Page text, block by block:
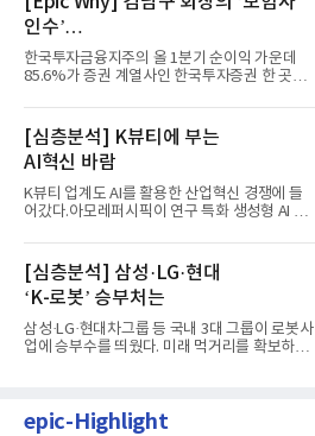
인수’
발걸음이 신중해진 배경은?
한국투자금융지주의 올 1분기 순이익 가운데
85.6%가 증권 계열사인 한국투자증권 한 곳에
[심층분석] K뷰티에 부는
AI혁신 바람
K뷰티 업계도 AI를 활용한 산업혁신 경쟁에 들
어갔다.아모레퍼시픽이 연구 특화 생성형 AI 플
[심층분석] 삼성·LG·현대
‘K-로봇’ 승부처는
삼성·LG·현대차그룹 등 국내 3대 그룹이 로봇사
업에 승부수를 띄웠다. 미래 먹거리를 확보하기
epic-Highlight